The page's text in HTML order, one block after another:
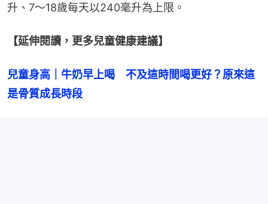
升、7～18歲每天以240毫升為上限。
【延伸閱讀，更多兒童健康建議】
兒童身高｜牛奶早上喝　不及這時間喝更好？原來這
是骨質成長時段